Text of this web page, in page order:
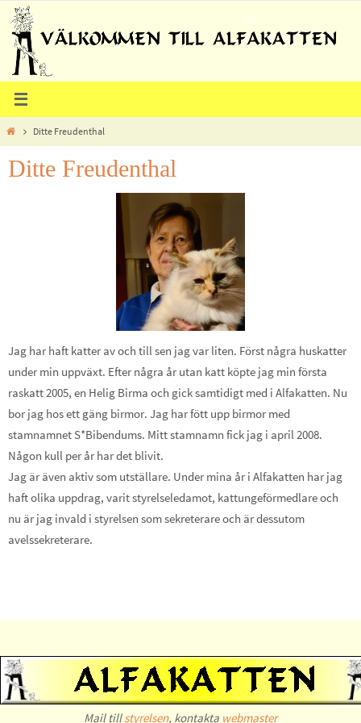
Hoppa
till
innehållet
HomeDitte Freudenthal
Ditte Freudenthal
Jag har haft katter av och till sen jag var liten. Först några huskatter
under min uppväxt. Efter några år utan katt köpte jag min första
raskatt 2005, en Helig Birma och gick samtidigt med i Alfakatten. Nu
bor jag hos ett gäng birmor. Jag har fött upp birmor med
stamnamnet S*Bibendums. Mitt stamnamn fick jag i april 2008.
Någon kull per år har det blivit.
Jag är även aktiv som utställare. Under mina år i Alfakatten har jag
haft olika uppdrag, varit styrelseledamot, kattungeförmedlare och
nu är jag invald i styrelsen som sekreterare och är dessutom
avelssekreterare.
Mail tillstyrelsen, kontakta webmaster